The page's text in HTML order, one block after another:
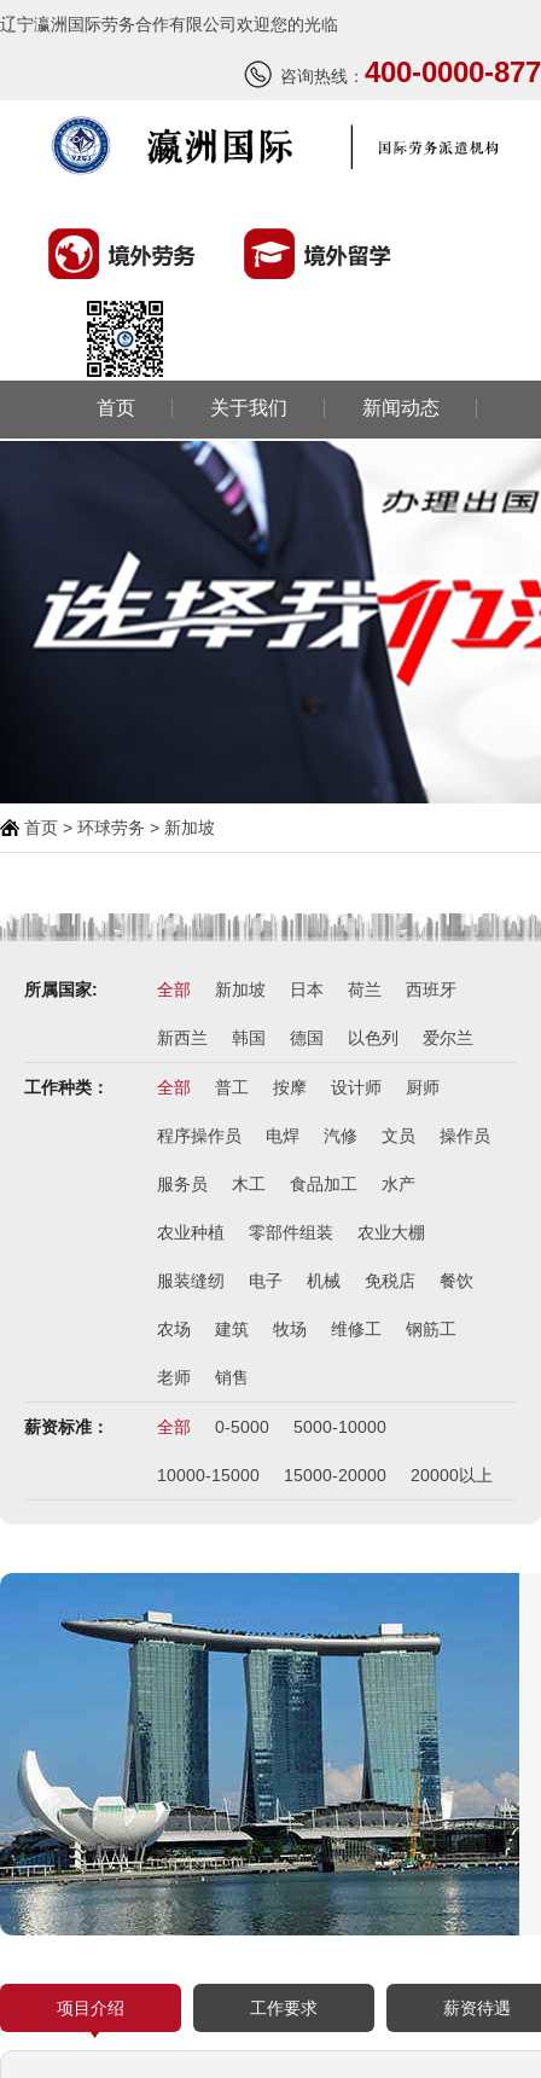
辽宁瀛洲国际劳务合作有限公司欢迎您的光临
咨询热线： 400-0000-877
首页 关于我们 新闻动态
环球留学
联系我们
首页 > 环球劳务 > 新加坡
所属国家: 全部 新加坡 日本 荷兰 西班牙
新西兰 韩国 德国 以色列 爱尔兰
工作种类： 全部 普工 按摩 设计师 厨师
程序操作员 电焊 汽修 文员 操作员
服务员 木工 食品加工 水产
农业种植 零部件组装 农业大棚
服装缝纫 电子 机械 免税店 餐饮
农场 建筑 牧场 维修工 钢筋工
老师 销售
薪资标准： 全部 0-5000 5000-10000
10000-15000 15000-20000 20000以上
项目介绍 工作要求 薪资待遇
￥月薪2100欧元
￥月薪2100欧元
新西兰-按摩师
￥税后月薪2100欧
韩国-烤鸭师傅
￥260-350万韩币
新加坡-火锅店店长
20000）
韩国-免税店
￥12000-14000
俄罗斯-瓷砖工
俄罗斯-钢筋工
￥500元/天
俄罗斯-食堂厨师
￥8000-9000
德国食品厂
￥税工后‬资是2500欧/月
西班牙剔骨工
厨师、帮厨（夫妻工）
￥18000-20000RMB/月